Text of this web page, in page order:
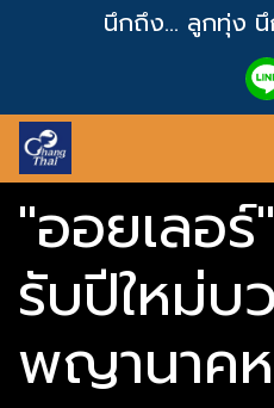
นึกถึง... ลูกทุ่ง
"ออยเลอร์
รับปีใหม่บ
พญานาค